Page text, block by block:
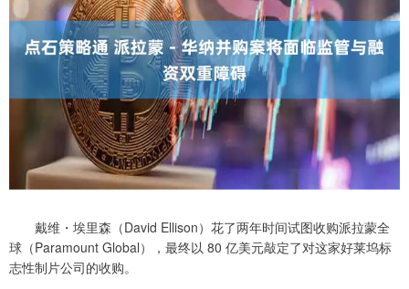
戴维・埃里森（David Ellison）花了两年时间试图收购派拉蒙全
球（Paramount Global），最终以 80 亿美元敲定了对这家好莱坞标
志性制片公司的收购。